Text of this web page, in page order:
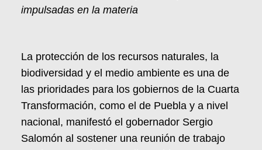
impulsadas en la materia
La protección de los recursos naturales, la
biodiversidad y el medio ambiente es una de
las prioridades para los gobiernos de la Cuarta
Transformación, como el de Puebla y a nivel
nacional, manifestó el gobernador Sergio
Salomón al sostener una reunión de trabajo